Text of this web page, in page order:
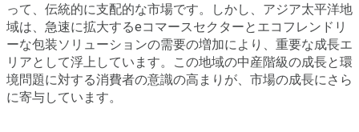
って、伝統的に支配的な市場です。しかし、アジア太平洋地
域は、急速に拡大するeコマースセクターとエコフレンドリ
ーな包装ソリューションの需要の増加により、重要な成長エ
リアとして浮上しています。この地域の中産階級の成長と環
境問題に対する消費者の意識の高まりが、市場の成長にさら
に寄与しています。